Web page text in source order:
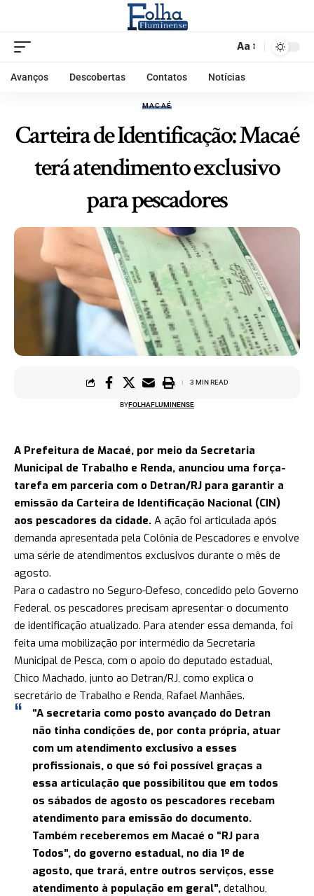
Aa
Avanços Descobertas Contatos Notícias
MACAÉ
Carteira de Identificação: Macaé
terá atendimento exclusivo
para pescadores
BYFOLHAFLUMINENSE
3 MIN READ
A Prefeitura de Macaé, por meio da Secretaria
Municipal de Trabalho e Renda, anunciou uma força-
tarefa em parceria com o Detran/RJ para garantir a
emissão da Carteira de Identificação Nacional (CIN)
aos pescadores da cidade. A ação foi articulada após
demanda apresentada pela Colônia de Pescadores e envolve
uma série de atendimentos exclusivos durante o mês de
agosto.
Para o cadastro no Seguro-Defeso, concedido pelo Governo
Federal, os pescadores precisam apresentar o documento
de identificação atualizado. Para atender essa demanda, foi
feita uma mobilização por intermédio da Secretaria
Municipal de Pesca, com o apoio do deputado estadual,
Chico Machado, junto ao Detran/RJ, como explica o
secretário de Trabalho e Renda, Rafael Manhães.
“A secretaria como posto avançado do Detran
não tinha condições de, por conta própria, atuar
com um atendimento exclusivo a esses
profissionais, o que só foi possível graças a
essa articulação que possibilitou que em todos
os sábados de agosto os pescadores recebam
atendimento para emissão do documento.
Também receberemos em Macaé o “RJ para
Todos”, do governo estadual, no dia 1º de
agosto, que trará, entre outros serviços, esse
atendimento à população em geral”,detalhou,